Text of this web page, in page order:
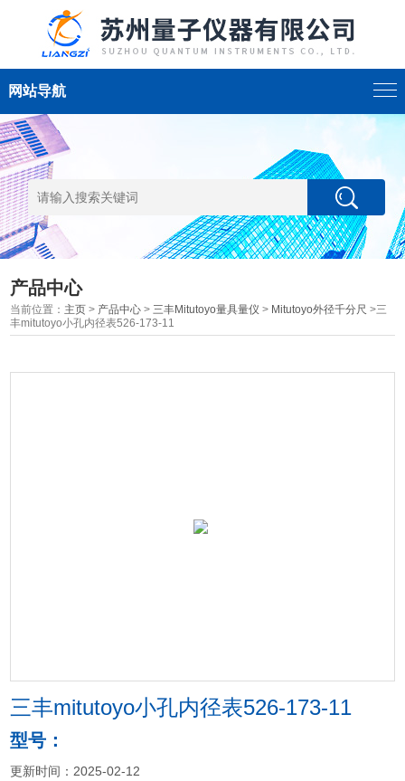
网站导航
产品中心
当前位置： 主页 > 产品中心 >三丰Mitutoyo量具量仪 > Mitutoyo外径千分尺 >三
丰mitutoyo小孔内径表526-173-11
三丰mitutoyo小孔内径表526-173-11
型号：
更新时间：2025-02-12